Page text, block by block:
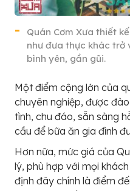
Quán Cơm Xưa thiết
như đưa thực khác trở
bình yên, gần gũi.
Một điểm cộng lớn của
chuyên nghiệp, được
tình, chu đáo, sẵn sàng
cầu để bữa ăn gia đình
Hơn nữa, mức giá của
lý, phù hợp với mọi
định đây chính là điểm